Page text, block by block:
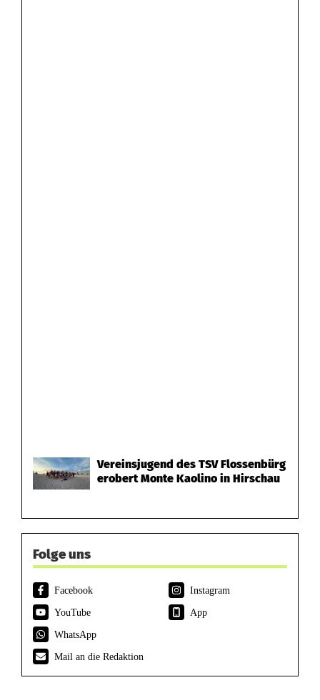
Vereinsjugend des TSV Flossenbürg
erobert Monte Kaolino in Hirschau
Folge uns
Facebook
Instagram
YouTube
App
WhatsApp
Mail an die Redaktion